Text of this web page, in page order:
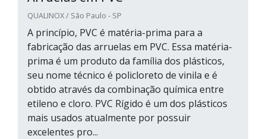
QUALINOX / São Paulo - SP
A princípio, PVC é matéria-prima para a
fabricação das arruelas em PVC. Essa matéria-
prima é um produto da família dos plásticos,
seu nome técnico é policloreto de vinila e é
obtido através da combinação química entre
etileno e cloro. PVC Rígido é um dos plásticos
mais usados atualmente por possuir
excelentes pro...